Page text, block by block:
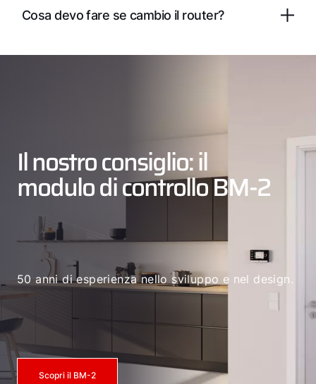
Cosa devo fare se cambio il router?
Il nostro consiglio: il
modulo di controllo BM-2
50 anni di esperienza nello sviluppo e nel design.
Scopri il BM-2